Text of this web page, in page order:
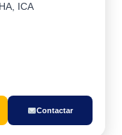
ICA
Contactar